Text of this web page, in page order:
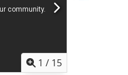
1 / 15